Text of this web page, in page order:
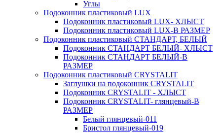
Углы
Подоконник пластиковый LUX
Подоконник пластиковый LUX- ХЛЫСТ
Подоконник пластиковый LUX-В РАЗМЕР
Подоконник пластиковый СТАНДАРТ, БЕЛЫЙ
Подоконник СТАНДАРТ БЕЛЫЙ- ХЛЫСТ
Подоконник СТАНДАРТ БЕЛЫЙ-В
РАЗМЕР
Подоконник пластиковый CRYSTALIT
Заглушки на подоконник CRYSTALIT
Подоконник CRYSTALIT - ХЛЫСТ
Подоконник CRYSTALIT- глянцевый-В
РАЗМЕР
Белый глянцевый-011
Бристол глянцевый-019